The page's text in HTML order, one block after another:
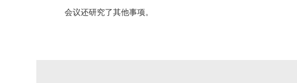
会议还研究了其他事项。